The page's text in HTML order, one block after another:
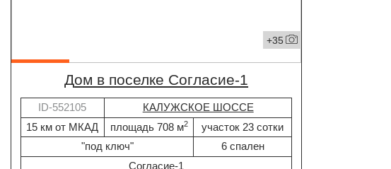
+35
дом в поселке Согласие-1
ID-552105
КАЛУЖСКОЕ ШОССЕ
15 км от МКАД
площадь 708 м2
участок 23 сотки
"под ключ"
6 спален
Согласие-1